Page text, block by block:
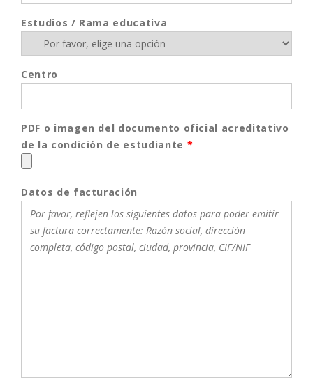
Estudios / Rama educativa
Centro
PDF o imagen del documento oficial acreditativo
de la condición de estudiante *
Datos de facturación